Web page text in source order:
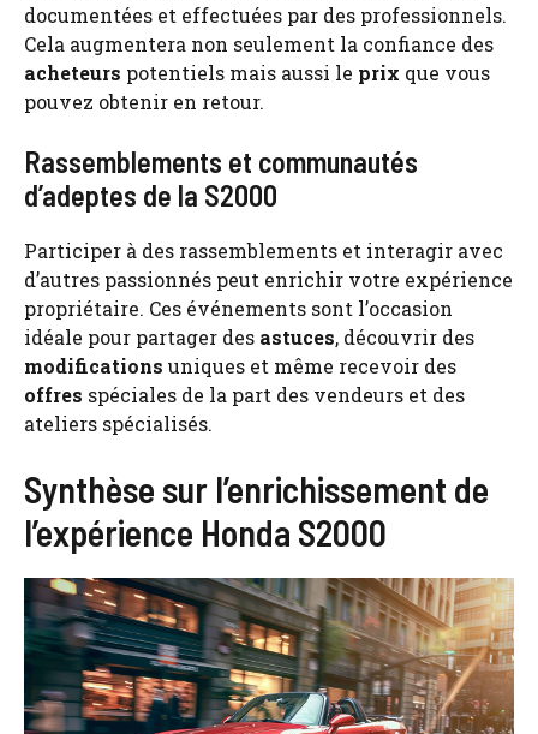
documentées et effectuées par des professionnels.
Cela augmentera non seulement la confiance des
acheteurs potentiels mais aussi le prix que vous
pouvez obtenir en retour.
Rassemblements et communautés
d’adeptes de la S2000
Participer à des rassemblements et interagir avec
d’autres passionnés peut enrichir votre expérience
propriétaire. Ces événements sont l’occasion
idéale pour partager des astuces, découvrir des
modifications uniques et même recevoir des
offres spéciales de la part des vendeurs et des
ateliers spécialisés.
Synthèse sur l’enrichissement de
l’expérience Honda S2000